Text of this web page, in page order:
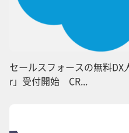
セールスフォースの無料
r」受付開始 CR...